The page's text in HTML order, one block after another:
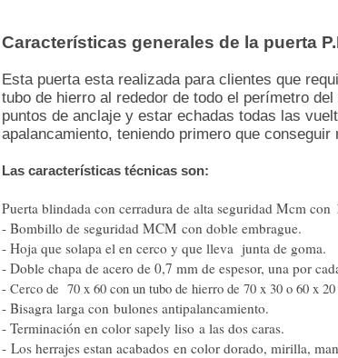
Características generales de la puerta
Esta puerta esta realizada para clientes que
tubo de hierro al rededor de todo el perímetro
puntos de anclaje y estar echadas todas las
apalancamiento, teniendo primero que
Las características técnicas son:
Puerta blindada con cerradura de alta seguridad Mcm con
- Bombillo de seguridad MCM con doble embrague.
- Hoja que solapa el en cerco y que lleva junta de goma.
- Doble chapa de acero de 0,7 mm de espesor, una por
- Cerco de 70 x 60 con un tubo de hierro de 70 x 30 o 60 x
- Bisagra larga con bulones antipalancamiento.
- Terminación en color sapely liso a las dos caras.
- Los herrajes estan acabados en color dorado, mirilla,